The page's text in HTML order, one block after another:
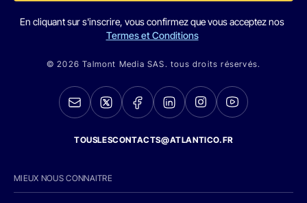
En cliquant sur s'inscrire, vous confirmez que vous acceptez nos
Termes et Conditions
© 2026 Talmont Media SAS. tous droits réservés.
TOUSLESCONTACTS@ATLANTICO.FR
MIEUX NOUS CONNAITRE